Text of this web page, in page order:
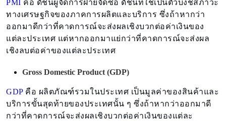
PMI คือ ดัชนีผู้จัดการฝ่ายจัดซื้อ ดัชนีที่ใช้เป็นตัวบ่งชี้สภาวะ
ทางเศรษฐกิจของภาคการผลิตและบริการ ซึ่งถ้าหากว่า
ออกมาดีกว่าที่คาดการณ์จะส่งผลเชิงบวกต่อค่าเงินของ
แต่ละประเทศ แต่หากออกมาแย่กว่าที่คาดการณ์จะส่งผล
เชิงลบต่อค่าของแต่ละประเทศ
Gross Domestic Product (GDP)
GDPคือ ผลิตภัณฑ์รวมในประเทศ เป็นมูลค่าของสินค้าและ
บริการขั้นสุดท้ายของประเทศนั้น ๆ ซึ่งถ้าหากว่าออกมาดี
กว่าที่คาดการณ์จะส่งผลเชิงบวกต่อค่าเงินของแต่ละ